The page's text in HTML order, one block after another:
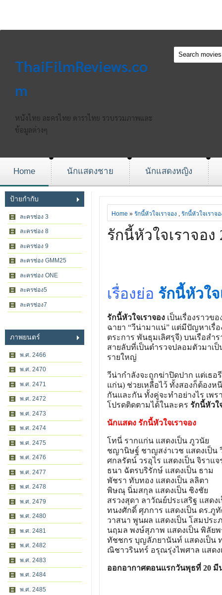
ThaiFilmReviews.co
m
หนังไทย ละครไทย ดาราไทย รวบรวมภาพและ
ข้อมูลต่างๆ
Home นักแสดงชาย นักแสดงหญิง
ป้ายกำกับ
ละครช่อง 3
ละครช่อง 8
ละครช่อง 9
ละครช่อง GMM25
ละครช่อง ONE
ละครช่อง5
ละครช่อง7
ภาพยนตร์
พ.ศ. 2466
พ.ศ. 2470
พ.ศ. 2471
พ.ศ. 2472
พ.ศ. 2473
พ.ศ. 2474
พ.ศ. 2475
พ.ศ. 2476
พ.ศ. 2477
พ.ศ. 2478
พ.ศ. 2479
พ.ศ. 2480
พ.ศ. 2481
พ.ศ. 2482
พ.ศ. 2483
พ.ศ. 2484
พ.ศ. 2485
Home » รักนี้หัวใจเราจอง , รักนี้หัวใจเราจ
รักนี้หัวใจเราจอง
เรื่องย่อ รักนี้หัวใจ
รักนี้หัวใจเราจอง เป็นเรื่องราวข
ฉายา “วีน่ามาแน่” แต่มีปัญหาเรื่
ตระการ พันธุมเลิศรุจี) บนเรือส
สายลับที่เป็นตำรวจปลอมตัวมาเ
รายใหญ่
วีน่ากำลังจะถูกฆ่าปิดปาก แต่เธ
แก่น) ช่วยเหลือไว้ ทั้งสองก็ต้องห
กันและกัน ทั้งคู่จะทำอย่างไร เพร
โปรดติดตามได้ในละคร รักนี้หัวใ
นักแสดง รักนี้หัวใจเราจอง
โทนี่ รากแก่น แสดงเป็น ภูวนัย
ชญานิษฐ์ ชาญสง่าเวช แสดงเป็น
ศกลรัตน์ วรอุไร แสดงเป็น จิราแจ
ธนา ฉัตรบริรักษ์ แสดงเป็น ธาม
พัชรา ทับทอง แสดงเป็น ลลิตา
พิษณุ นิ่มสกุล แสดงเป็น ชิงชัย
สรวงสุดา ลาวัณย์ประเสริฐ แสดง
ทนงศักดิ์ ศุภการ แสดงเป็น ดร.ภู
วาสนา พูนผล แสดงเป็น โสมประ
นฤมล พงษ์สุภาพ แสดงเป็น พิลัยพ
ทัชชกร บุญลัภยานันท์ แสดงเป็น
ณิชาวรินทร์ อรุณรุ่งไพศาล แสดง
ออกอากาศตอนแรกวันพุธที่ 20 มี